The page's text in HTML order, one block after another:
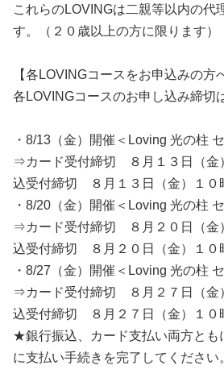
これらのLOVINGは二親等以内の代
す。（２０歳以上の方に限ります）
【各LOVINGコースをお申込みの方
各LOVINGコースのお申し込み締切
・8/13（金）開催＜Loving 光の柱
⇒カード受付締切 ８月１３日（金
込受付締切 ８月１３日（金）１０
・8/20（金）開催＜Loving 光の柱
⇒カード受付締切 ８月２０日（金
込受付締切 ８月２０日（金）１０
・8/27（金）開催＜Loving 光の柱
⇒カード受付締切 ８月２７日（金
込受付締切 ８月２７日（金）１０
★銀行振込、カード支払い両方とも
に支払い手続きを完了してください